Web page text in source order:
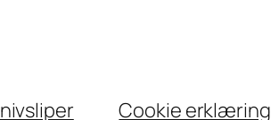
Cookie erklæring